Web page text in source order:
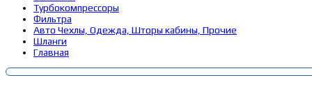
Турбокомпрессоры
Фильтра
Авто Чехлы, Одежда, Шторы кабины, Прочие
Шланги
Главная